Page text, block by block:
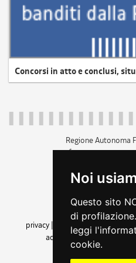
Noi
Questo sito
di
leggi
cookie.
Concorsi in atto e conclusi,
Regione Autonoma
c.f. 80014930327;
+39 040
privacy
cookie |note legali
accessibilità| feedback